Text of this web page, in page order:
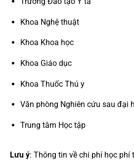
Khoa Nghệ thuật
Khoa Khoa học
Khoa Giáo dục
Khoa Thuốc Thú y
Văn phòng Nghiên cứu sau đại
Trung tâm Học tập
Lưu ý: Thông tin về chi phí học phí